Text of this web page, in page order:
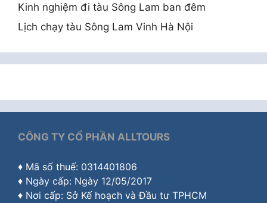
Kinh nghiệm đi tàu Sông Lam ban đêm
Lịch chạy tàu Sông Lam Vinh Hà Nội
CÔNG TY CỔ PHẦN ALLTOURS
♦ Mã số thuế: 0314401806
♦ Ngày cấp: Ngày 12/05/2017
♦ Nơi cấp: Sở Kế hoạch và Đầu tư TPHCM